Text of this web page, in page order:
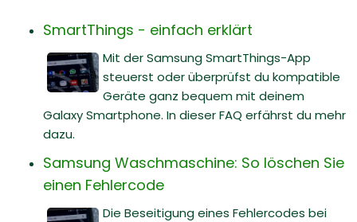
SmartThings - einfach erklärt
Mit der Samsung SmartThings-App
steuerst oder überprüfst du kompatible
Geräte ganz bequem mit deinem
Galaxy Smartphone. In dieser FAQ erfährst du mehr
dazu.
Samsung Waschmaschine: So löschen Sie
einen Fehlercode
Die Beseitigung eines Fehlercodes bei